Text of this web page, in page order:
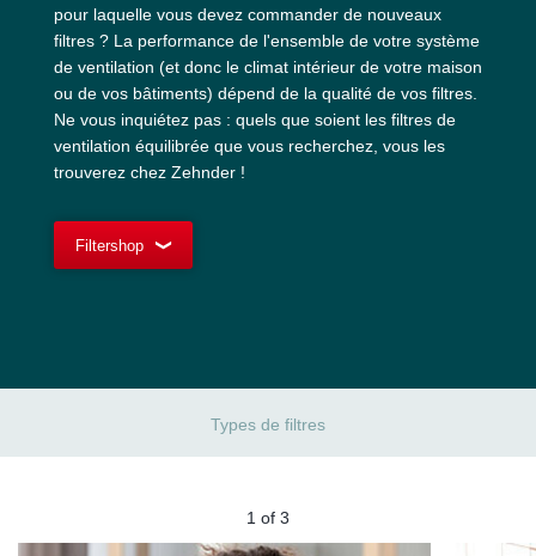
pour laquelle vous devez commander de nouveaux
filtres ? La performance de l'ensemble de votre système
de ventilation (et donc le climat intérieur de votre maison
ou de vos bâtiments) dépend de la qualité de vos filtres.
Ne vous inquiétez pas : quels que soient les filtres de
ventilation équilibrée que vous recherchez, vous les
trouverez chez Zehnder !
Filtershop
Types de filtres
2 of 3